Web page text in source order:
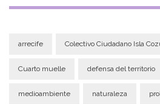
arrecife Colectivo Ciudadano Isla
Cuarto muelle defensa del territorio
medioambiente naturaleza